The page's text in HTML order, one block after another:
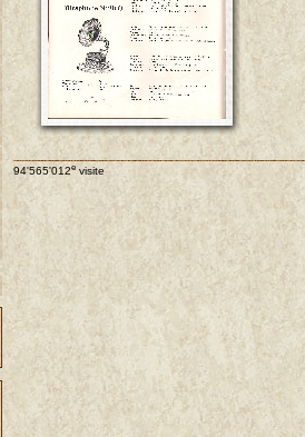
94'565'012e visite